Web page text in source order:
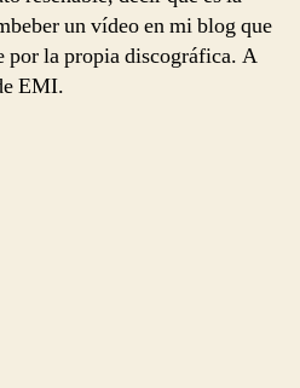
un vídeo en mi blog que
por la propia discográfica. A
EMI.